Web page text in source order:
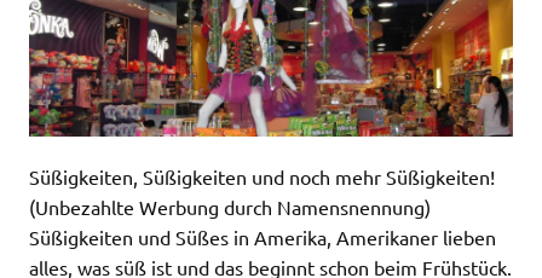
Süßigkeiten, Süßigkeiten und noch mehr Süßigkeiten!
(Unbezahlte Werbung durch Namensnennung)
Süßigkeiten und Süßes in Amerika, Amerikaner lieben
alles, was süß ist und das beginnt schon beim Frühstück.